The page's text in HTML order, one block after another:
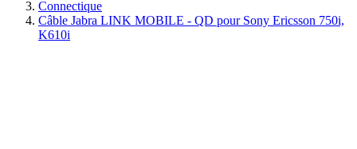
Connectique
Câble Jabra LINK MOBILE - QD pour Sony Ericsson 750i,
K610i